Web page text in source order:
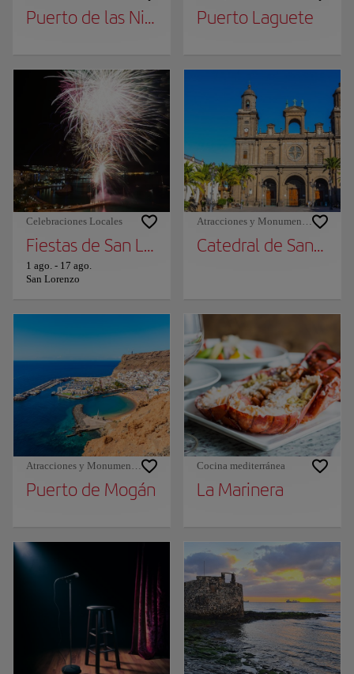
Puerto de las Nieves Puerto Laguete
Celebraciones Locales
Fiestas de San Lorenzo
1 ago. - 17 ago.
San Lorenzo
Atracciones y Monumentos
Catedral de Santa
Atracciones y Monumentos
Puerto de Mogán
Cocina mediterránea
La Marinera